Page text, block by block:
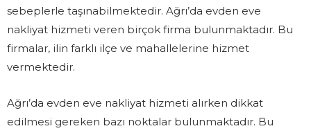
sebeplerle taşınabilmektedir. Ağrı’da evden eve
nakliyat hizmeti veren birçok firma bulunmaktadır. Bu
firmalar, ilin farklı ilçe ve mahallelerine hizmet
vermektedir.
Ağrı’da evden eve nakliyat hizmeti alırken dikkat
edilmesi gereken bazı noktalar bulunmaktadır. Bu